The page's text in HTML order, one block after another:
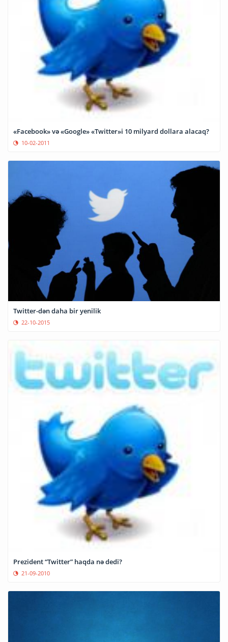
«Facebook» və «Google» «Twitter»i 10 milyard dollara alacaq?
10-02-2011
Twitter-dən daha bir yenilik
22-10-2015
Prezident “Twitter” haqda nə dedi?
21-09-2010